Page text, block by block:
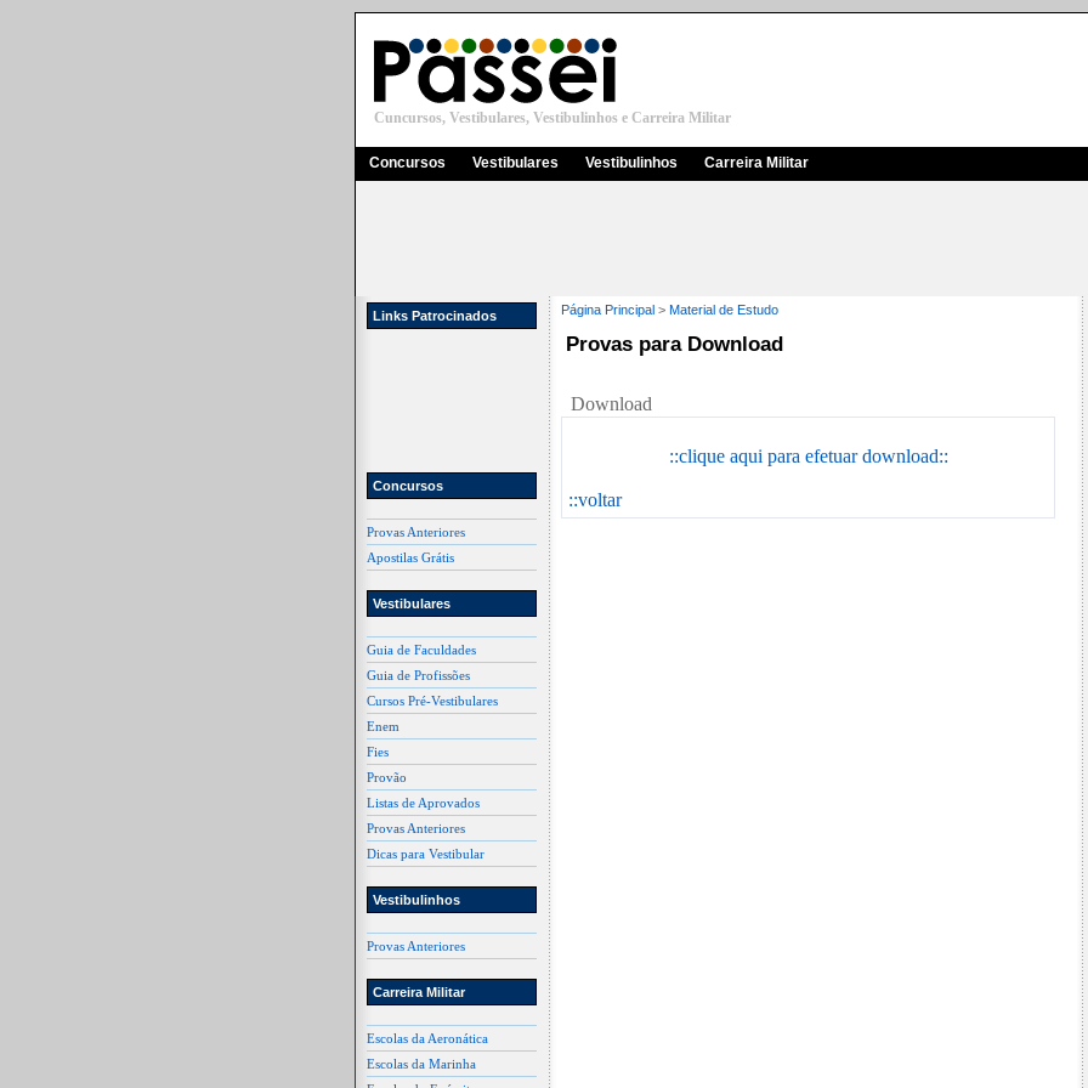
Cuncursos, Vestibulares, Vestibulinhos e Carreira Militar
Concursos Vestibulares Vestibulinhos Carreira Militar
Links Patrocinados
Concursos
Provas Anteriores
Apostilas Grátis
Vestibulares
Guia de Faculdades
Guia de Profissões
Cursos Pré-Vestibulares
Enem
Fies
Provão
Listas de Aprovados
Provas Anteriores
Dicas para Vestibular
Vestibulinhos
Provas Anteriores
Carreira Militar
Escolas da Aeronática
Escolas da Marinha
Página Principal > Material de Estudo
Provas para Download
Download
::clique aqui para efetuar download::
::voltar